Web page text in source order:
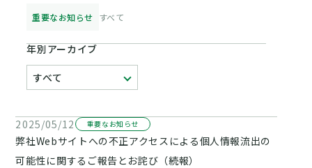
すべて
重要なお知らせ
年別アーカイブ
2025/05/12 重要なお知らせ
弊社Webサイトへの不正アクセスによる個人情報流出の
可能性に関するご報告とお詫び（続報）